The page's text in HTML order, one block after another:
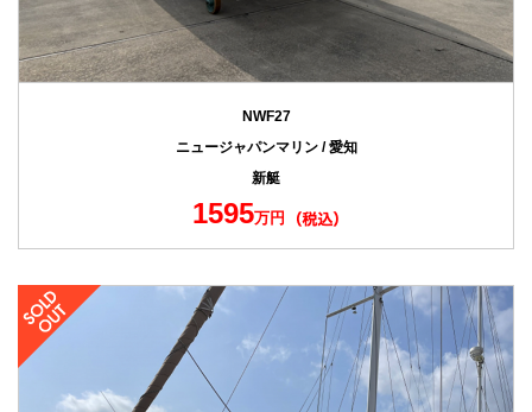
NWF27
ニュージャパンマリン / 愛知
新艇
1595万円